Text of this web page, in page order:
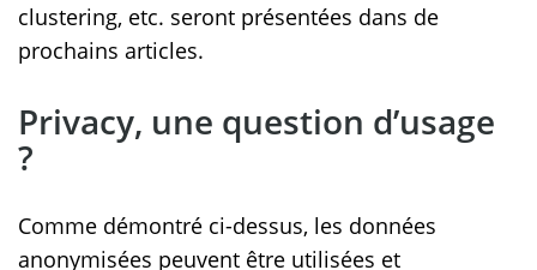
clustering, etc. seront présentées dans de
prochains articles.
Privacy, une question d’usage
?
Comme démontré ci-dessus, les données
anonymisées peuvent être utilisées et